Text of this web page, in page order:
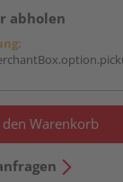
abholen
den Warenkorb